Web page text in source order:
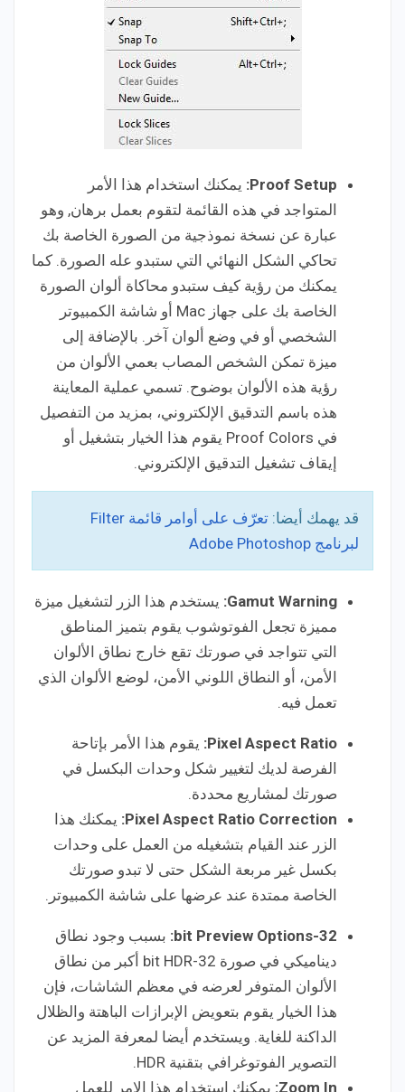
Proof Setup: يمكنك استخدام هذا الأمر
المتواجد في هذه القائمة لتقوم بعمل برهان, وهو
عبارة عن نسخة نموذجية من الصورة الخاصة بك
تحاكي الشكل النهائي التي ستبدو عله الصورة. كما
يمكنك من رؤية كيف ستبدو محاكاة ألوان الصورة
الخاصة بك على جهاز Mac أو شاشة الكمبيوتر
الشخصي أو في وضع ألوان آخر. بالإضافة إلى
ميزة تمكن الشخص المصاب بعمي الألوان من
رؤية هذه الألوان بوضوح. تسمي عملية المعاينة
هذه باسم التدقيق الإلكتروني، بمزيد من التفصيل
في Proof Colors يقوم هذا الخيار بتشغيل أو
إيقاف تشغيل التدقيق الإلكتروني.
قد يهمك أيضا:
تعرّف على أوامر قائمة Filter
لبرنامج Adobe Photoshop
Gamut Warning: يستخدم هذا الزر لتشغيل ميزة
مميزة تجعل الفوتوشوب يقوم بتميز المناطق
التي تتواجد في صورتك تقع خارج نطاق الألوان
الأمن، أو النطاق اللوني الأمن، لوضع الألوان الذي
تعمل فيه.
Pixel Aspect Ratio: يقوم هذا الأمر بإتاحة
الفرصة لديك لتغيير شكل وحدات البكسل في
صورتك لمشاريع محددة.
Pixel Aspect Ratio Correction: يمكنك هذا
الزر عند القيام بتشغيله من العمل على وحدات
بكسل غير مربعة الشكل حتى لا تبدو صورتك
الخاصة ممتدة عند عرضها على شاشة الكمبيوتر.
32-bit Preview Options:
بسبب وجود نطاق
ديناميكي في صورة 32-bit HDR أكبر من نطاق
الألوان المتوفر لعرضه في معظم الشاشات، فإن
هذا الخيار يقوم بتعويض الإبرازات الباهتة والظلال
الداكنة للغاية. ويستخدم أيضا لمعرفة المزيد عن
التصوير الفوتوغرافي بتقنية HDR.
Zoom In: يمكنك استخدام هذا الإمر للعمل